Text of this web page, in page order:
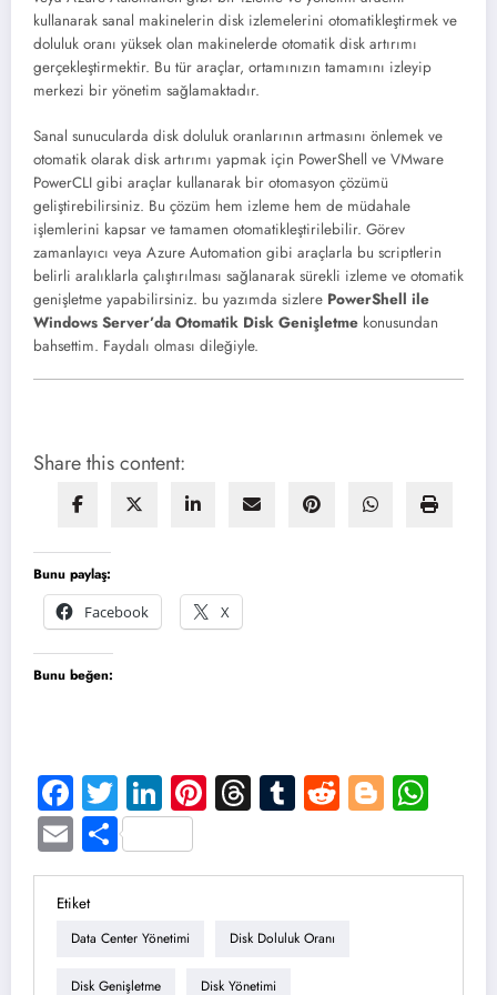
kullanarak sanal makinelerin disk izlemelerini otomatikleştirmek ve
doluluk oranı yüksek olan makinelerde otomatik disk artırımı
gerçekleştirmektir. Bu tür araçlar, ortamınızın tamamını izleyip
merkezi bir yönetim sağlamaktadır.
Sanal sunucularda disk doluluk oranlarının artmasını önlemek ve
otomatik olarak disk artırımı yapmak için PowerShell ve VMware
PowerCLI gibi araçlar kullanarak bir otomasyon çözümü
geliştirebilirsiniz. Bu çözüm hem izleme hem de müdahale
işlemlerini kapsar ve tamamen otomatikleştirilebilir. Görev
zamanlayıcı veya Azure Automation gibi araçlarla bu scriptlerin
belirli aralıklarla çalıştırılması sağlanarak sürekli izleme ve otomatik
genişletme yapabilirsiniz. bu yazımda sizlere PowerShell ile
Windows Server’da Otomatik Disk Genişletme konusundan
bahsettim. Faydalı olması dileğiyle.
Share this content:
Bunu paylaş:
Facebook
X
Bunu beğen:
Facebook
TwitterLinkedIn
Pinterest
Threads
Tumblr
Reddit
EmailShare
Etiket
Data Center Yönetimi Disk Doluluk Oranı
Disk Genişletme Disk Yönetimi